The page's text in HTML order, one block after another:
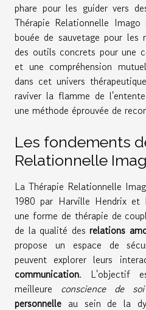
phare pour les guider vers
Thérapie Relationnelle
bouée de sauvetage pour
des outils concrets pour une
et une compréhension
dans cet univers
raviver la flamme de
une méthode éprouvée de
Les fondements
Relationnelle
La Thérapie Relationnelle
1980 par Harville Hendrix
une forme de thérapie de
de la qualité des relations
propose un espace de
peuvent explorer leurs
communication. L'objectif
meilleure conscience de soi
personnelle au sein de la